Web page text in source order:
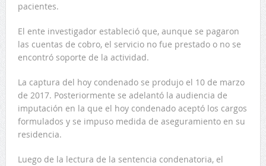
pacientes.
El ente investigador estableció que, aunque se pagaron
las cuentas de cobro, el servicio no fue prestado o no se
encontró soporte de la actividad.
La captura del hoy condenado se produjo el 10 de marzo
de 2017. Posteriormente se adelantó la audiencia de
imputación en la que el hoy condenado aceptó los cargos
formulados y se impuso medida de aseguramiento en su
residencia.
Luego de la lectura de la sentencia condenatoria, el